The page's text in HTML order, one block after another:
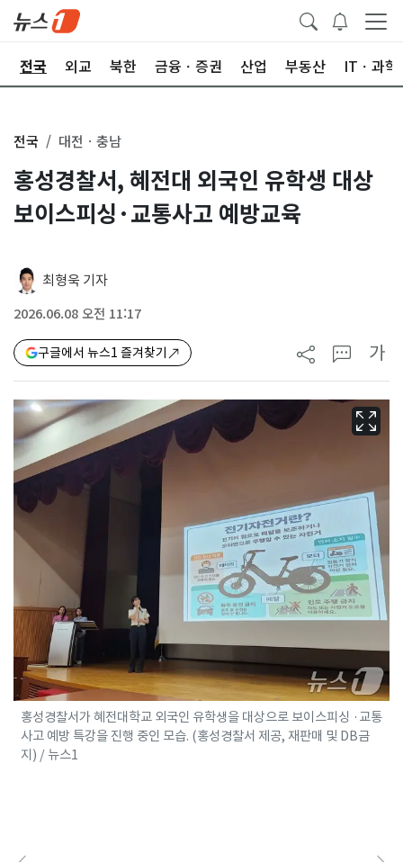
전국 외교 북한 금융ㆍ증권 산업 부동산 ITㆍ과학
전국 대전ㆍ충남
홍성경찰서, 혜전대 외국인 유학생 대상
보이스피싱·교통사고 예방교육
최형욱 기자
2026.06.08 오전 11:17
구글에서 뉴스1 즐겨찾기 가
홍성경찰서가 혜전대학교 외국인 유학생을 대상으로 보이스피싱 ·교통
사고 예방 특강을 진행 중인 모습. (홍성경찰서 제공, 재판매 및 DB금
지) / 뉴스1